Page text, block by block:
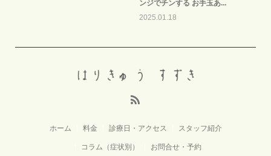
ンジでチンする お手玉あ...
2025.01.18
ホーム 料金 診療日・アクセス スタッフ紹介
コラム（症状別） お問合せ・予約